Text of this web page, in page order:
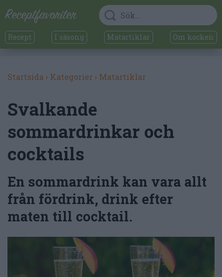
Recept I säsong Matartiklar Om kocken
Startsida › Kategorier › Matartiklar
Svalkande
sommardrinkar och
cocktails
En sommardrink kan vara allt
från fördrink, drink efter
maten till cocktail.